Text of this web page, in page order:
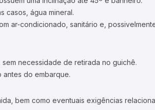
casos, água mineral.
ar-condicionado, sanitário e,
necessidade de retirada no guichê.
do embarque.
bem como eventuais exigências